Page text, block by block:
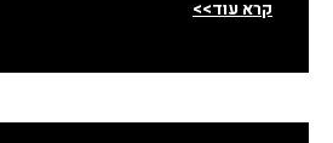
קרא עוד>>